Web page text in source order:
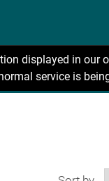
displayed in
service is